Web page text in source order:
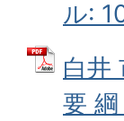
ル:
白井
要